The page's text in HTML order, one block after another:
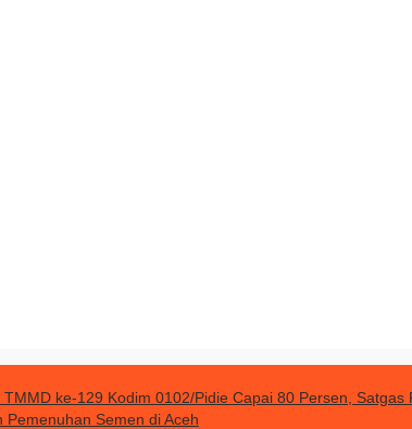
ke-129 Kodim 0102/Pidie Capai 80 Persen,
Pemenuhan Semen di Aceh